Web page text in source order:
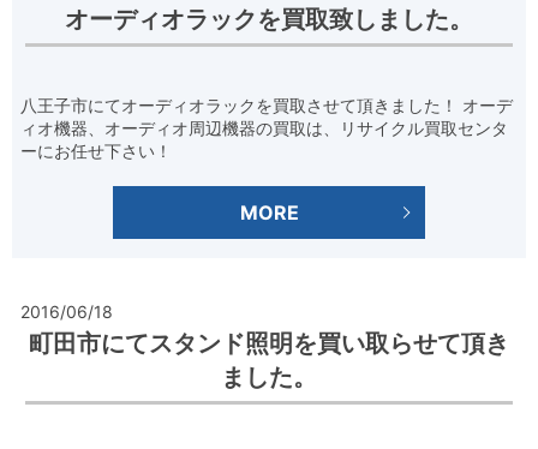
オーディオラックを買取致しました。
八王子市にてオーディオラックを買取させて頂きました！ オーデ
ィオ機器、オーディオ周辺機器の買取は、リサイクル買取センタ
ーにお任せ下さい！
MORE
2016/06/18
町田市にてスタンド照明を買い取らせて頂き
ました。